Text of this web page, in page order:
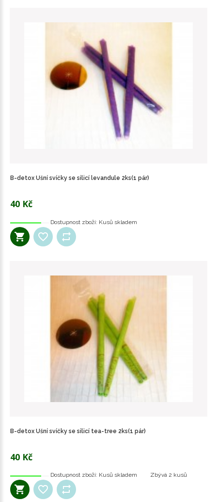
B-detox Ušní svíčky se silicí levandule 2ks(1 pár)
40 Kč
Dostupnost zboží: Kusů skladem
B-detox Ušní svíčky se silicí tea-tree 2ks(1 pár)
40 Kč
Dostupnost zboží: Kusů skladem Zbývá 2 kusů